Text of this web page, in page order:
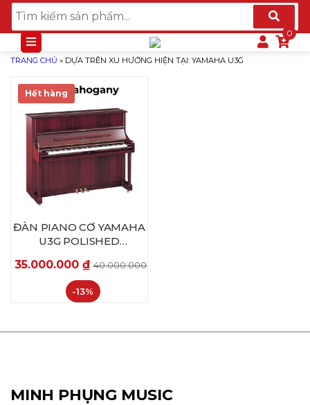
TRANG CHỦ » DỰA TRÊN XU HƯỚNG HIỆN TẠI: YAMAHA U3G
Hết hàng
ĐÀN PIANO CƠ YAMAHA
U3G POLISHED
35.000.000 ₫ 40.000.000
-13%
MINH PHỤNG MUSIC